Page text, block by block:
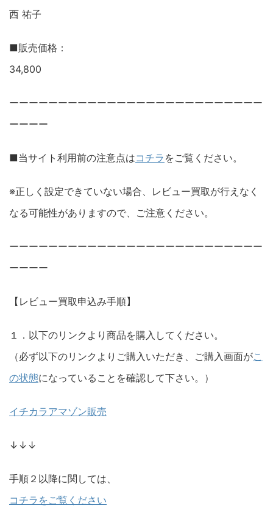
西 祐子
■販売価格：
34,800
ーーーーーーーーーーーーーーーーーーーーーーーーーー
ーーーー
■当サイト利用前の注意点はコチラ をご覧ください。
※正しく設定できていない場合、レビュー買取が行えなく
なる可能性がありますので、ご注意ください。
ーーーーーーーーーーーーーーーーーーーーーーーーーー
ーーーー
【レビュー買取申込み手順】
１．以下のリンクより商品を購入してください。
（必ず以下のリンクよりご購入いただき、ご購入画面がこ
の状態になっていることを確認して下さい。）
イチカラアマゾン販売
↓↓↓
手順２以降に関しては、
コチラをご覧ください